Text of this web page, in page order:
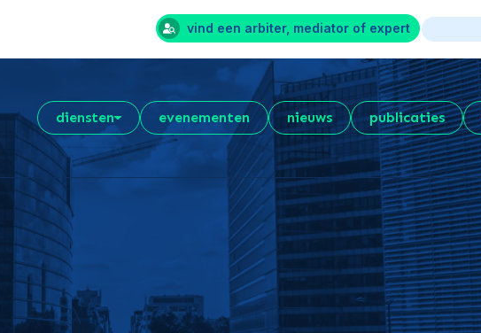
vind een arbiter, mediator of expert
diensten evenementen nieuws publicaties